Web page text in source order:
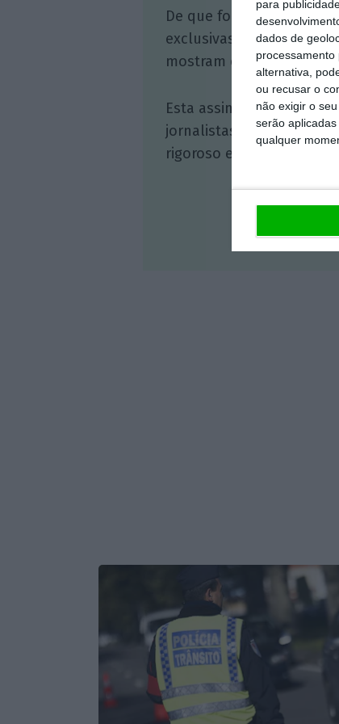
para
dados de
alternativa,
ou recusar o
não exigir o
serão
qualquer
De que forma? Assine o
exclusivas, à opinião
mostram o outro lado
Esta assinatura é uma
jornalistas. A nossa
rigoroso e credível.